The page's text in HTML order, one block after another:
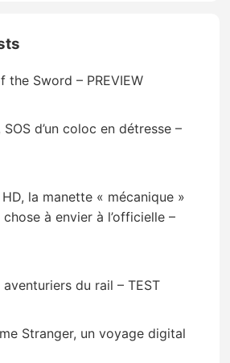
the Sword – PREVIEW
d’un coloc en détresse –
la manette « mécanique »
chose à envier à l’officielle –
du rail – TEST
Stranger, un voyage digital